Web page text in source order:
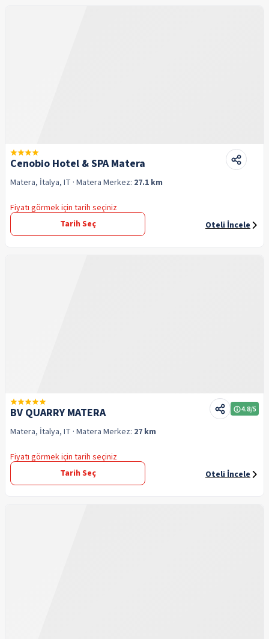
Cenobio Hotel & SPA Matera
Matera, İtalya, IT · Matera Merkez: 27.1 km
Fiyatı görmek için tarih seçiniz
Tarih Seç
Oteli İncele
BV QUARRY MATERA 4.8/5
Matera, İtalya, IT · Matera Merkez: 27 km
Fiyatı görmek için tarih seçiniz
Tarih Seç
Oteli İncele